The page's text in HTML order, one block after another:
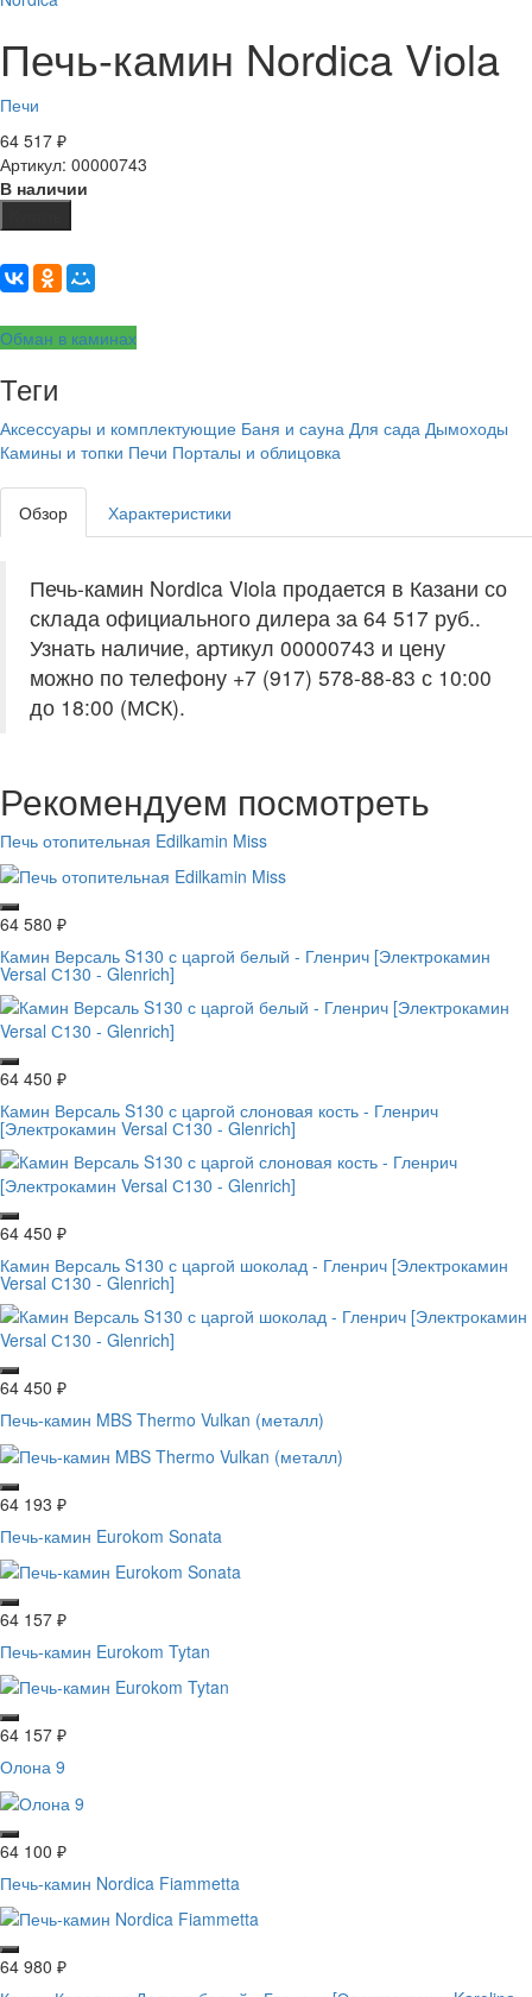
Печь-камин Nordica Viola
Печи
64 517 ₽
Артикул: 00000743
В наличии
Обман в каминах
Теги
Аксессуары и комплектующие Баня и сауна Для сада Дымоходы
Камины и топки Печи Порталы и облицовка
Обзор Характеристики
Печь-камин Nordica Viola продается в Казани со
склада официального дилера за 64 517 руб..
Узнать наличие, артикул 00000743 и цену
можно по телефону +7 (917) 578-88-83 с 10:00
до 18:00 (МСК).
Рекомендуем посмотреть
Печь отопительная Edilkamin Miss
64 580 ₽
Камин Версаль S130 с царгой белый - Гленрич [Электрокамин
Versal С130 - Glenrich]
64 450 ₽
Камин Версаль S130 с царгой слоновая кость - Гленрич
[Электрокамин Versal С130 - Glenrich]
64 450 ₽
Камин Версаль S130 с царгой шоколад - Гленрич [Электрокамин
Versal С130 - Glenrich]
64 450 ₽
Печь-камин MBS Thermo Vulkan (металл)
64 193 ₽
Печь-камин Eurokom Sonata
64 157 ₽
Печь-камин Eurokom Tytan
64 157 ₽
Олона 9
64 100 ₽
Печь-камин Nordica Fiammetta
64 980 ₽